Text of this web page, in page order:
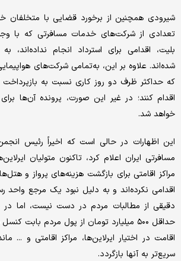
شیرودی همچنین از برخورد قضایی با متخلفان
تعدادی از شرکت‌های خدمات مسافرتی که با
بلیت، اقدامی برای استرداد انجام نداده‌اند،
شده‌اند. علاوه بر این، به‌تمامی شرکت‌های
که حداکثر ظرف دو روز کاری نسبت به
اقدام کنند؛ در غیر این صورت، پرونده آن‌ها
خواهد شد.
این اظهارات در حالی است که اخیراً رئیس
مسافرتی ایران اعلام کرد، تاکنون متولیان
مراکز اقامتی برای بازگشت هزینه‌های پرواز و
اقدامی نکرده‌اند و به دلیل نبود یک مرجع واحد
دقیقی از مطالبات مردم در دست نیست، اما در
حداقل ۵۰۰ میلیارد تومان از پول مردم بابت
اقامت در اختیار ایرلاین‌ها، مراکز اقامتی و ...
سریع‌تر به آنها بازگردد.